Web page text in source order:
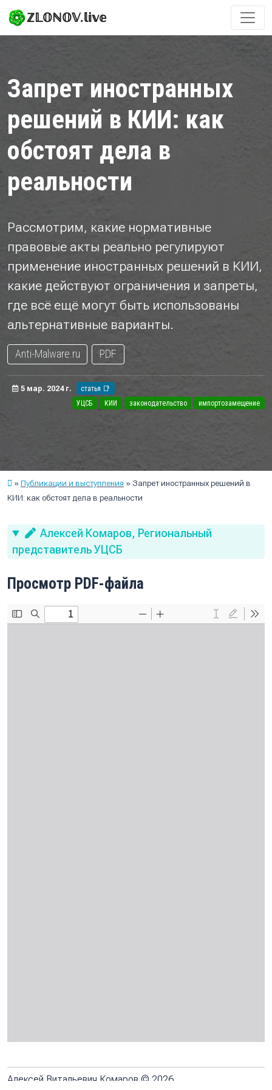
ℤ𝕃𝕆ℕ𝕆𝕍.𝕝𝕚𝕧𝕖
Запрет иностранных
решений в КИИ: как
обстоят дела в
реальности
Рассмотрим, какие нормативные
правовые акты реально регулируют
применение иностранных решений в КИИ,
какие действуют ограничения и запреты,
где всё ещё могут быть использованы
альтернативные варианты.
Anti-Malware.ru PDF
5 мар. 2024 г.
статья 📑
УЦСБ
КИИ законодательство импортозамещение
Публикации и выступления
Запрет иностранных решений в
КИИ: как обстоят дела в реальности
Алексей Комаров, Региональный
представитель УЦСБ
Просмотр PDF-файла
Алексей Витальевич Комаров © 2026